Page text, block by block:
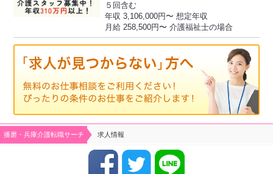
５回含む
年収 3,106,000円〜 想定年収
月給 258,500円〜 介護福祉士の場合
播磨・兵庫介護転職サーチ 求人情報